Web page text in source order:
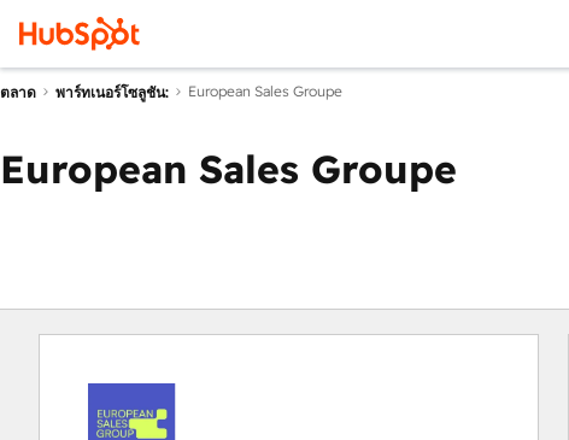
ตลาด พาร์ทเนอร์โซลูชัน: European Sales Groupe
European Sales Groupe